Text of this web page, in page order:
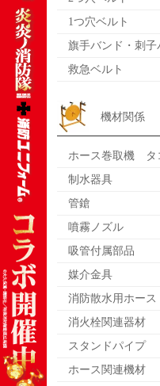
1つ穴ベルト
旗手バンド・刺子
救急ベルト
機材関係
ホース巻取機 タ
制水器具
管鎗
噴霧ノズル
吸管付属部品
媒介金具
消防散水用ホース
消火栓関連器材
スタンドパイプ
ホース関連機材